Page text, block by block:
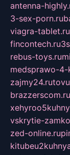
antenna-
3-sex-porn.ru
viagra-tablet.ru
fincontech.ru
rebus-toys.ru
medsprawo-4-
zajmy24.ru
brazzerscom.ru
vskrytie-
zed-online.ru